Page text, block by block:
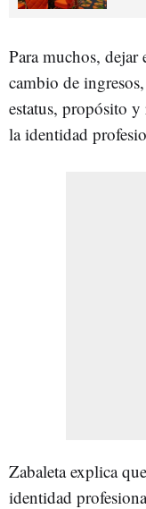
Para muchos,
cambio de
estatus, propósito
la identidad
Zabaleta explica
identidad